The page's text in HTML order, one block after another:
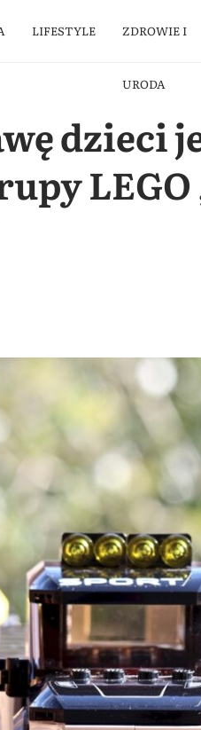
LIFESTYLE ZDROWIE I
URODA
dzieci